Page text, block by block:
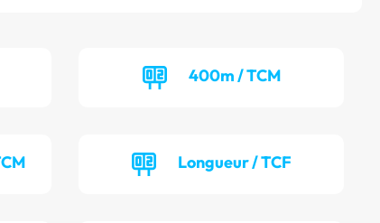
400m / TCM
Longueur / TCF